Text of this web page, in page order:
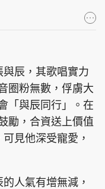
東Touch
辰，其歌唱實力
圈粉無數，俘虜大
「與辰同行」。在
勵，合資送上價值
見他深受寵愛，
人氣有增無減，